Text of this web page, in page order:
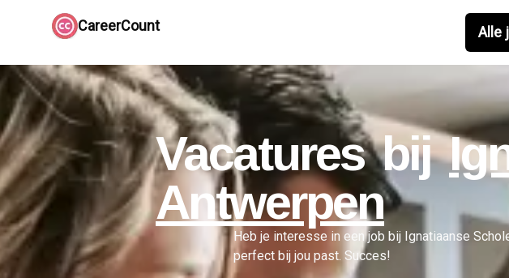
CareerCount Alle
Vacatures bij
Antwerpen
Heb je interesse in een job bij Ignatiaanse
perfect bij jou past. Succes!